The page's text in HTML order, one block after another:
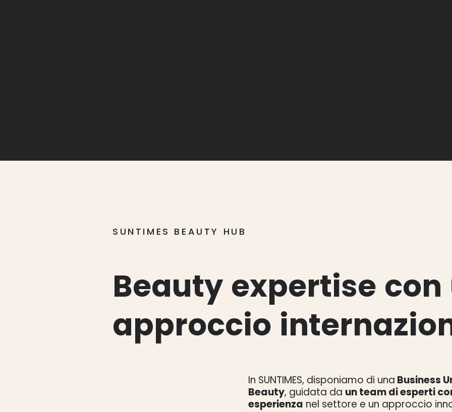
SUNTIMES BEAUTY HUB
Beauty expertise con
approccio
In SUNTIMES, disponiamo di una Business
Beauty, guidata da un team di esperti
esperienza nel settore e un approccio